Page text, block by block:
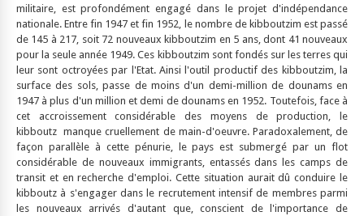
militaire, est profondément engagé dans le projet d'indépendance
nationale. Entre fin 1947 et fin 1952, le nombre de kibboutzim est passé
de 145 à 217, soit 72 nouveaux kibboutzim en 5 ans, dont 41 nouveaux
pour la seule année 1949. Ces kibboutzim sont fondés sur les terres qui
leur sont octroyées par l'Etat. Ainsi l'outil productif des kibboutzim, la
surface des sols, passe de moins d'un demi-million de dounams en
1947 à plus d'un million et demi de dounams en 1952. Toutefois, face à
cet accroissement considérable des moyens de production, le
kibboutz manque cruellement de main-d'oeuvre. Paradoxalement, de
façon parallèle à cette pénurie, le pays est submergé par un flot
considérable de nouveaux immigrants, entassés dans les camps de
transit et en recherche d'emploi. Cette situation aurait dû conduire le
kibboutz à s'engager dans le recrutement intensif de membres parmi
les nouveaux arrivés d'autant que, conscient de l'importance de